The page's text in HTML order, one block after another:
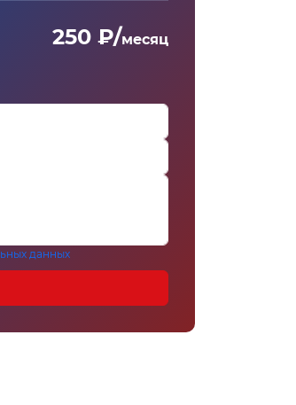
250 ₽/месяц
данных